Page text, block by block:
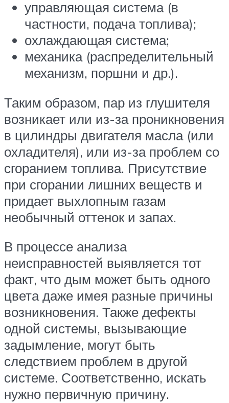
управляющая система (в
частности, подача топлива);
охлаждающая система;
механика (распределительный
механизм, поршни и др.).
Таким образом, пар из глушителя
возникает или из-за проникновения
в цилиндры двигателя масла (или
охладителя), или из-за проблем со
сгоранием топлива. Присутствие
при сгорании лишних веществ и
придает выхлопным газам
необычный оттенок и запах.
В процессе анализа
неисправностей выявляется тот
факт, что дым может быть одного
цвета даже имея разные причины
возникновения. Также дефекты
одной системы, вызывающие
задымление, могут быть
следствием проблем в другой
системе. Соответственно, искать
нужно первичную причину.